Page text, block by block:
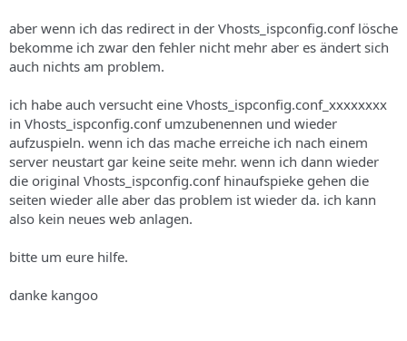
aber wenn ich das redirect in der Vhosts_ispconfig.conf lösche
bekomme ich zwar den fehler nicht mehr aber es ändert sich
auch nichts am problem.
ich habe auch versucht eine Vhosts_ispconfig.conf_xxxxxxxx
in Vhosts_ispconfig.conf umzubenennen und wieder
aufzuspieln. wenn ich das mache erreiche ich nach einem
server neustart gar keine seite mehr. wenn ich dann wieder
die original Vhosts_ispconfig.conf hinaufspieke gehen die
seiten wieder alle aber das problem ist wieder da. ich kann
also kein neues web anlagen.
bitte um eure hilfe.
danke kangoo